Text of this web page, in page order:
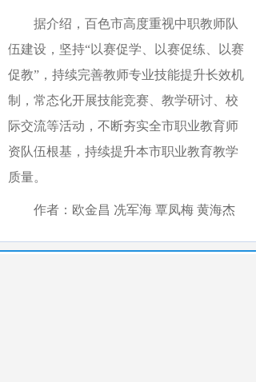
据介绍，百色市高度重视中职教师队
伍建设，坚持“以赛促学、以赛促练、以赛
促教”，持续完善教师专业技能提升长效机
制，常态化开展技能竞赛、教学研讨、校
际交流等活动，不断夯实全市职业教育师
资队伍根基，持续提升本市职业教育教学
质量。
作者：欧金昌 冼军海 覃凤梅 黄海杰